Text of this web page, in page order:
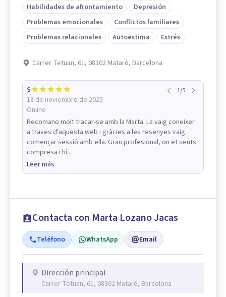
Habilidades de afrontamiento
Depresión
Problemas emocionales
Conflictos familiares
Problemas relacionales
Autoestima Estrés
Carrer Tetuan, 61, 08302 Mataró, Barcelona
S
18 de noviembre de 2025
Online
1/5
Recomano molt tracar-se amb la Marta. La vaig coneixer
a traves d'aquesta web i gràcies a les resenyes vaig
començar sessió amb ella. Gran profesional, on et sents
compresa i hi...
Leer más
Contacta con Marta Lozano Jacas
Teléfono WhatsApp Email
Dirección principal
Carrer Tetuan, 61, 08302 Mataró, Barcelona